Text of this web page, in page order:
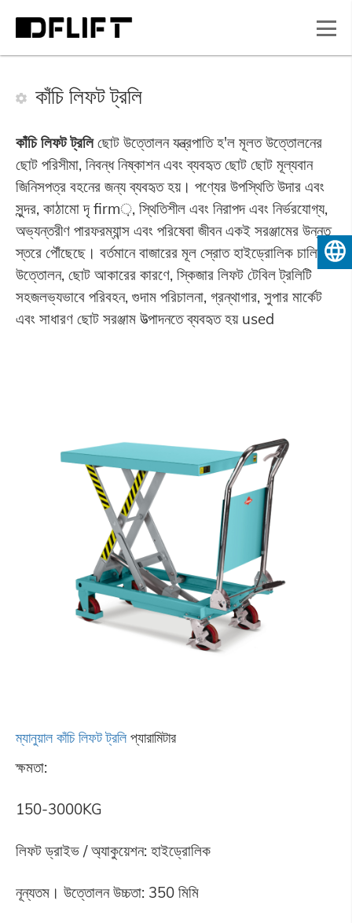
কাঁচি লিফট ট্রলি
কাঁচি লিফট ট্রলিছোট উত্তোলন যন্ত্রপাতি হ'ল মূলত উত্তোলনের
ছোট পরিসীমা, নিবন্ধ নিষ্কাশন এবং ব্যবহৃত ছোট ছোট মূল্যবান
জিনিসপত্র বহনের জন্য ব্যবহৃত হয়। পণ্যের উপস্থিতি উদার এবং
সুন্দর, কাঠামো দৃ firm়, স্থিতিশীল এবং নিরাপদ এবং নির্ভরযোগ্য,
অভ্যন্তরীণ পারফরম্যান্স এবং পরিষেবা জীবন একই সরঞ্জামের উন্নত
স্তরে পৌঁছেছে। বর্তমানে বাজারের মূল স্রোত হাইড্রোলিক চালিত
উত্তোলন, ছোট আকারের কারণে, স্কিজার লিফট টেবিল ট্রলিটি
সহজলভ্যভাবে পরিবহন, গুদাম পরিচালনা, গ্রন্থাগার, সুপার মার্কেট
এবং সাধারণ ছোট সরঞ্জাম উত্পাদনতে ব্যবহৃত হয় used
ম্যানুয়াল কাঁচি লিফট ট্রলিপ্যারামিটার
ক্ষমতা:
150-3000KG
লিফট ড্রাইভ / অ্যাকুয়েশন: হাইড্রোলিক
নূন্যতম। উত্তোলন উচ্চতা: 350 মিমি
বাংলা